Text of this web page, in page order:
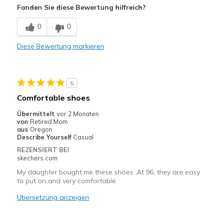
Sizing
Feels true to size
View On Shoes
Fanden Sie diese Bewertung hilfreich?
0 0
Diese Bewertung markieren
5
Comfortable shoes
Übermittelt vor 2 Monaten
von Retired Mom
aus Oregon
Describe Yourself Casual
REZENSIERT BEI
skechers.com
My daughter bought me these shoes. At 96, they are easy
to put on and very comfortable.
Übersetzung anzeigen